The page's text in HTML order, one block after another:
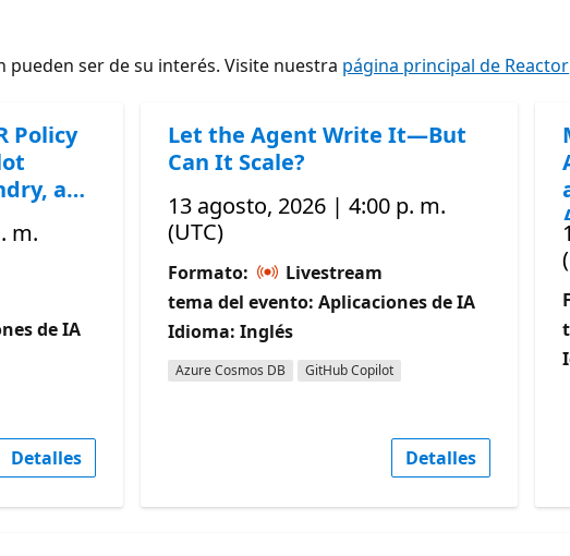
pueden ser de su interés. Visite nuestra página principal de Reactor
Policy
and
m.
de IA
Detalles
Let the Agent Write It—But
Can It Scale?
13 agosto, 2026 | 4:00 p. m.
(UTC)
Formato:
Livestream
tema del evento: Aplicaciones de IA
Idioma: Inglés
Azure Cosmos DB GitHub Copilot
Detalles